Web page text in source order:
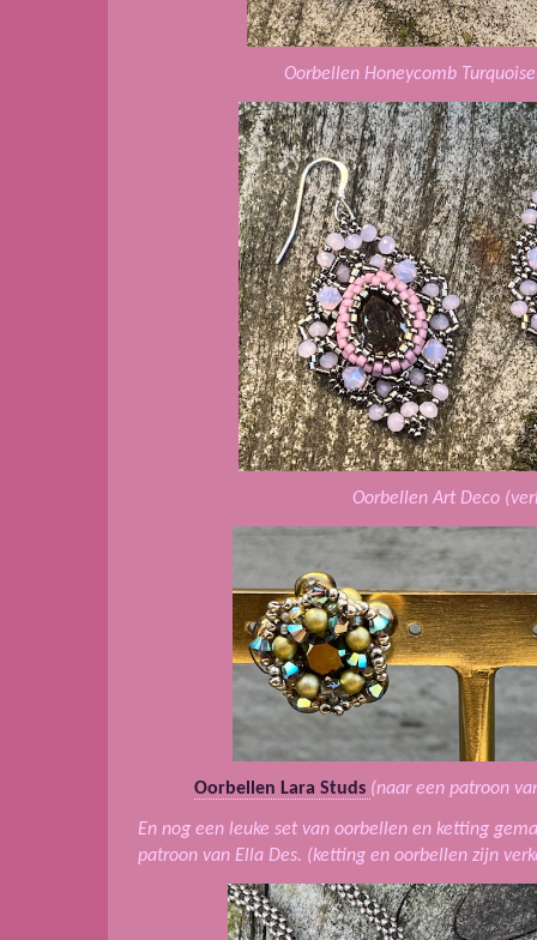
Oorbellen Honeycomb
Oorbellen Art Deco
Oorbellen Lara Studs (naar een patroon
En nog een leuke set van oorbellen en ketting
patroon van Ella Des. (ketting en oorbellen zijn